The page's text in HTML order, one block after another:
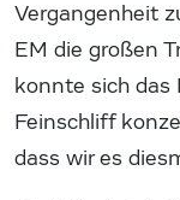
Vergangenheit
EM die großen
konnte sich das
Feinschliff
dass wir es